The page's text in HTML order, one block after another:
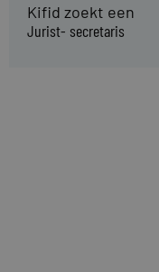
Kifid zoekt een
Jurist- secretaris